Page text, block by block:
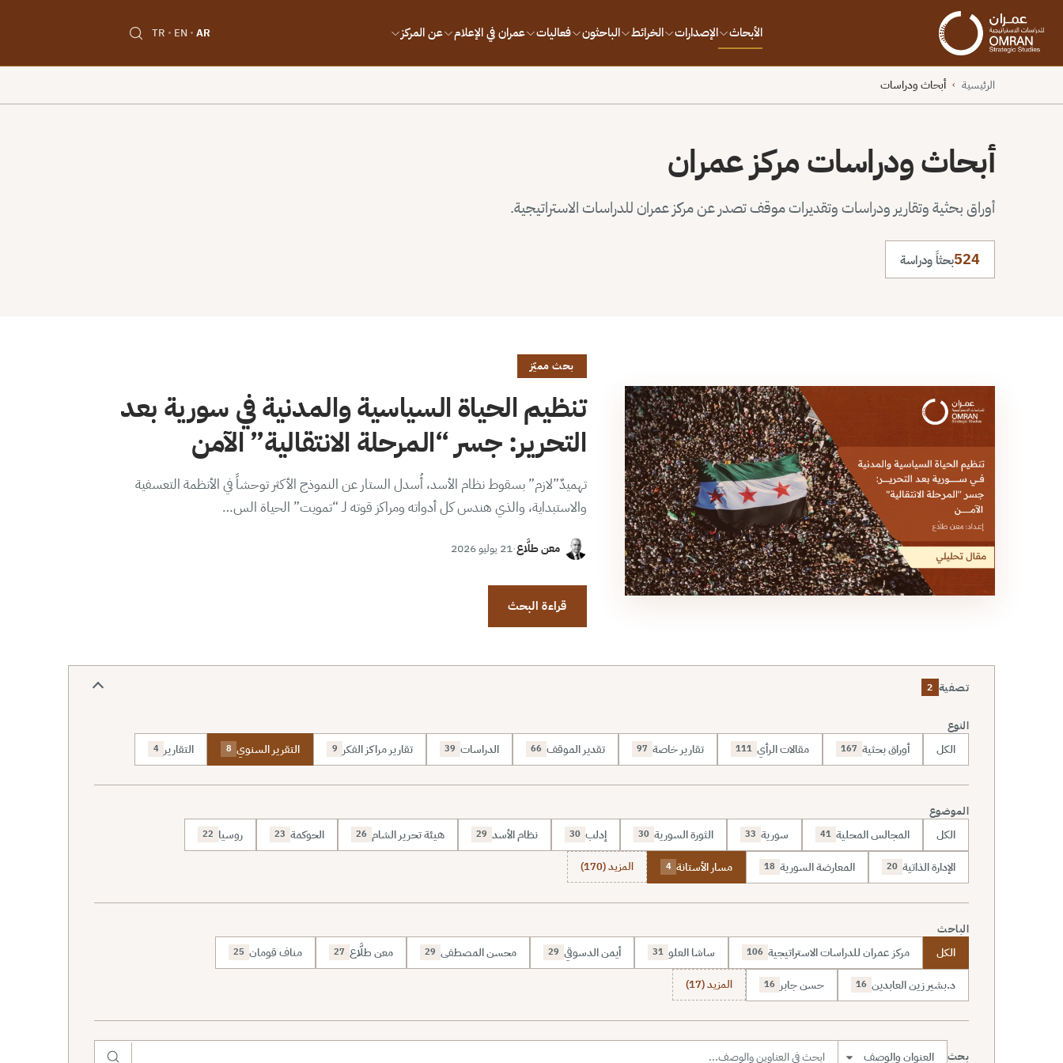
الأبحاث الإصدارات الخرائط الباحثون فعاليات عمران في الإعلام عن المركز AR
EN
TR
الرئيسية › أبحاث ودراسات
أبحاث ودراسات مركز عمران
أوراق بحثية وتقارير ودراسات وتقديرات موقف تصدر عن مركز عمران للدراسات الاستراتيجية.
524بحثاً ودراسة
بحث مميّز
تنظيم الحياة السياسية والمدنية في سورية بعد
التحرير: جسر “المرحلة الانتقالية” الآمن
تهميدٌ”لازم” بسقوط نظام الأسد، أُسدل الستار عن النموذج الأكثر توحشاً في الأنظمة التعسفية
والاستبداية، والذي هندس كل أدواته ومراكز قوته لـ “تمويت” الحياة الس…
معن طلَّاع·21 يوليو 2026
قراءة البحث
تصفية 2
النوع
الكل أوراق بحثية 167 مقالات الرأي 111 تقارير خاصة 97 تقدير الموقف 66 الدراسات 39 تقارير مراكز الفكر 9 التقرير السنوي 8 التقارير 4
الموضوع
الكل المجالس المحلية 41 سورية 33 الثورة السورية 30 إدلب 30 نظام الأسد 29 هيئة تحرير الشام 26 الحوكمة 23 روسيا 22
الإدارة الذاتية 20 المعارضة السورية 18 مسار الأستانة 4 المزيد (170)
الباحث
الكل مركز عمران للدراسات الاستراتيجية 106 ساشا العلو 31 أيمن الدسوقي 29 محسن المصطفى 29 معن طلَّاع 27 مناف قومان 25
د.بشير زين العابدين 16 حسن جابر 16 المزيد (17)
بحث